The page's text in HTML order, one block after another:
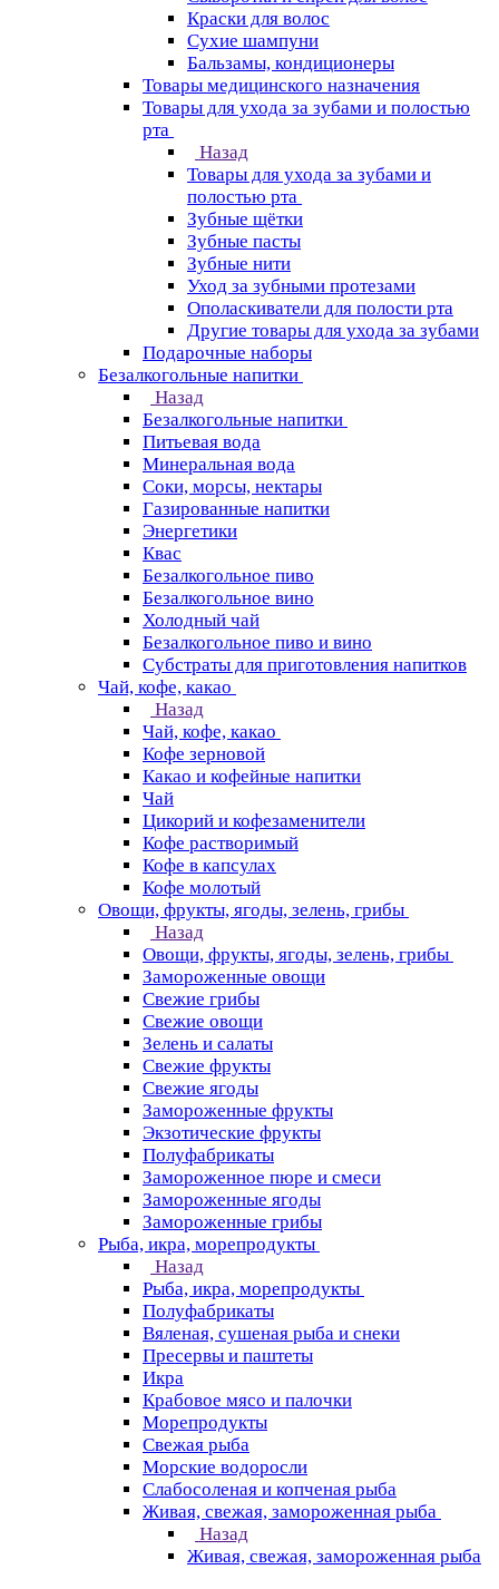
Краски для волос
Сухие шампуни
Бальзамы, кондиционеры
Товары медицинского назначения
Товары для ухода за зубами и полостью
рта
Назад
Товары для ухода за зубами и
полостью рта
Зубные щётки
Зубные пасты
Зубные нити
Уход за зубными протезами
Ополаскиватели для полости рта
Другие товары для ухода за зубами
Подарочные наборы
Безалкогольные напитки
Назад
Безалкогольные напитки
Питьевая вода
Минеральная вода
Соки, морсы, нектары
Газированные напитки
Энергетики
Квас
Безалкогольное пиво
Безалкогольное вино
Холодный чай
Безалкогольное пиво и вино
Субстраты для приготовления напитков
Чай, кофе, какао
Назад
Чай, кофе, какао
Кофе зерновой
Какао и кофейные напитки
Чай
Цикорий и кофезаменители
Кофе растворимый
Кофе в капсулах
Кофе молотый
Овощи, фрукты, ягоды, зелень, грибы
Назад
Овощи, фрукты, ягоды, зелень, грибы
Замороженные овощи
Свежие грибы
Свежие овощи
Зелень и салаты
Свежие фрукты
Свежие ягоды
Замороженные фрукты
Экзотические фрукты
Полуфабрикаты
Замороженное пюре и смеси
Замороженные ягоды
Замороженные грибы
Рыба, икра, морепродукты
Назад
Рыба, икра, морепродукты
Полуфабрикаты
Вяленая, сушеная рыба и снеки
Пресервы и паштеты
Икра
Крабовое мясо и палочки
Морепродукты
Свежая рыба
Морские водоросли
Слабосоленая и копченая рыба
Живая, свежая, замороженная рыба
Назад
Живая, свежая, замороженная рыба